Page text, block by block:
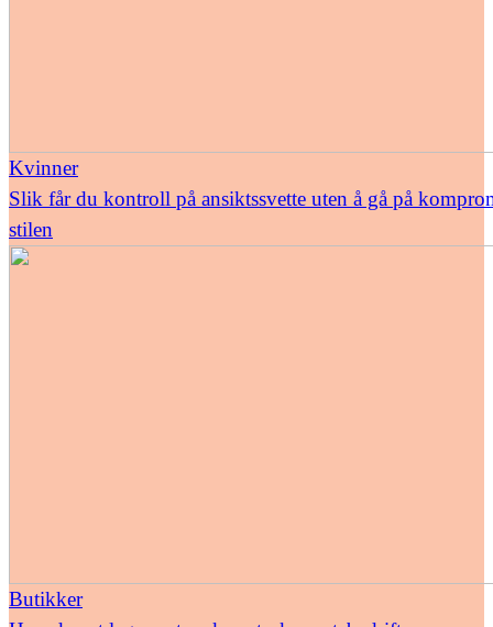
Kvinner
Slik får du kontroll på ansiktssvette uten å gå på
stilen
Butikker